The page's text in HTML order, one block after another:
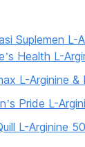
Suplemen L-
Health L-
L-Arginine
Pride L-
L-Arginine